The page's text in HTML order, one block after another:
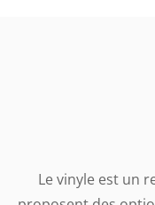
Le vinyle est un